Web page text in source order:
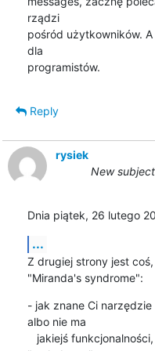
rządzi
pośród użytkowników.
dla
programistów.
Reply
rysiek
New
Dnia piątek, 26 lutego
...
Z drugiej strony jest
"Miranda's syndrome":
- jak znane Ci
albo nie ma